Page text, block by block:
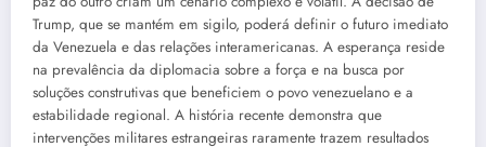
Trump, que se mantém em sigilo, poderá definir o futuro imediato
da Venezuela e das relações interamericanas. A esperança reside
na prevalência da diplomacia sobre a força e na busca por
soluções construtivas que beneficiem o povo venezuelano e a
estabilidade regional. A história recente demonstra que
intervenções militares estrangeiras raramente trazem resultados